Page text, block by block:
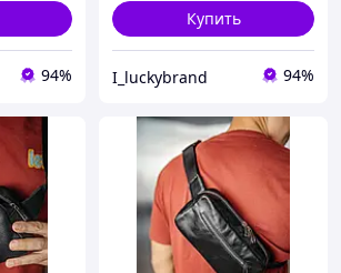
94%
Купить
I_luckybrand 94%